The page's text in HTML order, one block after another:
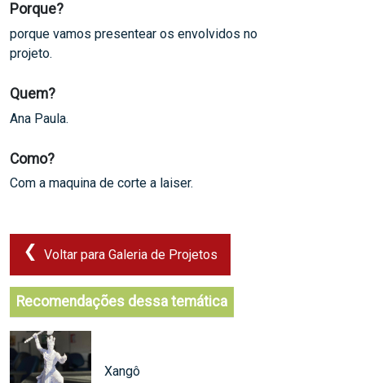
Porque?
porque vamos presentear os envolvidos no
projeto.
Quem?
Ana Paula.
Como?
Com a maquina de corte a laiser.
Voltar para Galeria de Projetos
Recomendações dessa temática
Xangô